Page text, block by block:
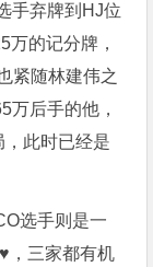
手弃牌到HJ位
的记分牌，
紧随林建伟之
万后手的他，
此时已经是
选手则是一
，三家都有机